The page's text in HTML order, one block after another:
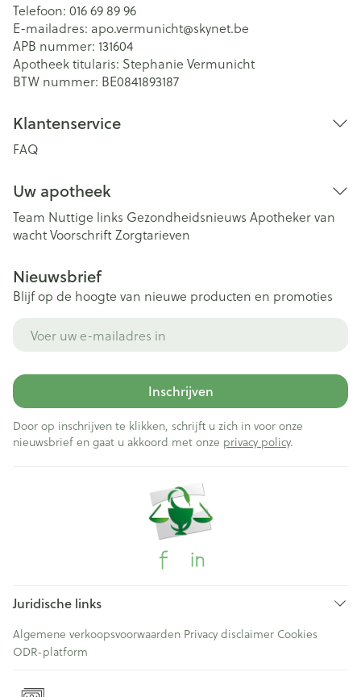
Telefoon: 016 69 89 96
E-mailadres: apo.vermunicht@skynet.be
APB nummer: 131604
Apotheek titularis: Stephanie Vermunicht
BTW nummer: BE0841893187
Klantenservice
FAQ
Uw apotheek
Team Nuttige links Gezondheidsnieuws Apotheker van
wachtVoorschriftZorgtarieven
Nieuwsbrief
Blijf op de hoogte van nieuwe producten en promoties
Inschrijven
Door op inschrijven te klikken, schrijft u zich in voor onze
nieuwsbrief en gaat u akkoord met onze privacy policy.
Juridische links
Algemene verkoopsvoorwaarden Privacy disclaimer Cookies
ODR-platform